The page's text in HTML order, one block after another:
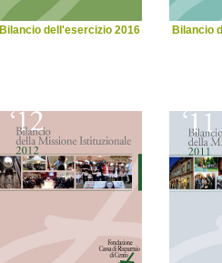
Bilancio
Bilancio dell'esercizio 2016